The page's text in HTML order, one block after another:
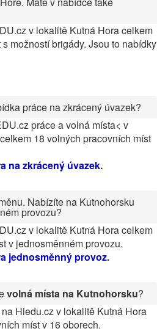
v lokalitě Kutná Hora celkem
možností brigády. Jsou to nabídky
práce na zkrácený úvazek?
práce a volná místa< v
18 volných pracovních míst
na zkrácený úvazek.
Nabízíte na Kutnohorsku
provozu?
v lokalitě Kutná Hora celkem
v jednosměnném provozu.
jednosměnný provoz.
volná místa na Kutnohorsku?
Hiedu.cz v lokalitě Kutná Hora
míst v 16 oborech.